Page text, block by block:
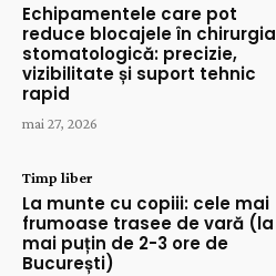
Echipamentele care pot
reduce blocajele în chirurgia
stomatologică: precizie,
vizibilitate și suport tehnic
rapid
mai 27, 2026
Timp liber
La munte cu copiii: cele mai
frumoase trasee de vară (la
mai puțin de 2-3 ore de
București)